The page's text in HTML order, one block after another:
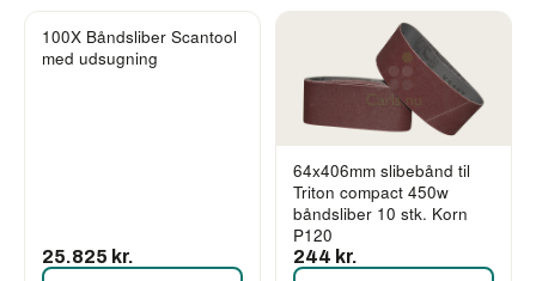
100X Båndsliber Scantool
med udsugning
25.825 kr.
64x406mm slibebånd til
Triton compact 450w
båndsliber 10 stk. Korn
P120
244 kr.